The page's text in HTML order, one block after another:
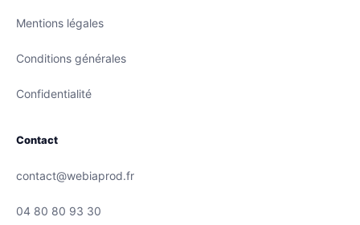
Mentions légales
Conditions générales
Confidentialité
Contact
contact@webiaprod.fr
04 80 80 93 30